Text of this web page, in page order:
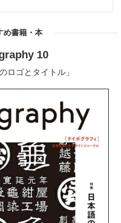
め書籍・本
10
ロゴとタイトル」